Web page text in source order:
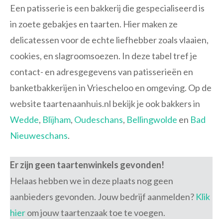
Een patisserie is een bakkerij die gespecialiseerd is
in zoete gebakjes en taarten. Hier maken ze
delicatessen voor de echte liefhebber zoals vlaaien,
cookies, en slagroomsoezen. In deze tabel tref je
contact- en adresgegevens van patisserieën en
banketbakkerijen in Vriescheloo en omgeving. Op de
website taartenaanhuis.nl bekijk je ook bakkers in
Wedde, Blijham, Oudeschans, Bellingwolde en Bad
Nieuweschans.
Er zijn geen taartenwinkels gevonden!
Helaas hebben we in deze plaats nog geen
aanbieders gevonden. Jouw bedrijf aanmelden? Klik
hierom jouw taartenzaak toe te voegen.